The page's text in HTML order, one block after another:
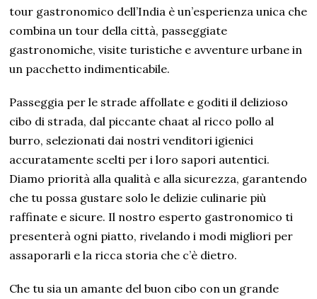
tour gastronomico dell’India è un’esperienza unica che
combina un tour della città, passeggiate
gastronomiche, visite turistiche e avventure urbane in
un pacchetto indimenticabile.
Passeggia per le strade affollate e goditi il delizioso
cibo di strada, dal piccante chaat al ricco pollo al
burro, selezionati dai nostri venditori igienici
accuratamente scelti per i loro sapori autentici.
Diamo priorità alla qualità e alla sicurezza, garantendo
che tu possa gustare solo le delizie culinarie più
raffinate e sicure. Il nostro esperto gastronomico ti
presenterà ogni piatto, rivelando i modi migliori per
assaporarli e la ricca storia che c’è dietro.
Che tu sia un amante del buon cibo con un grande